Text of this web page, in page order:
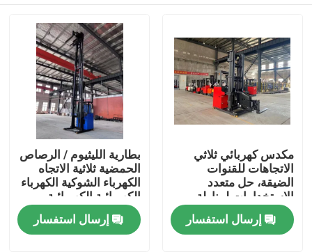
مكدس كهربائي ثلاثي
الاتجاهات للقنوات
الضيقة، حل متعدد
الاستخدامات لمناولة
المواد
إرسال استفسار
بطارية الليثيوم / الرصاص
الحمضية ثلاثية الاتجاه
الكهرباء الشوكية الكهرباء
الكهربائية الكهربائية
الكهربائية الكهربائية
إرسال استفسار